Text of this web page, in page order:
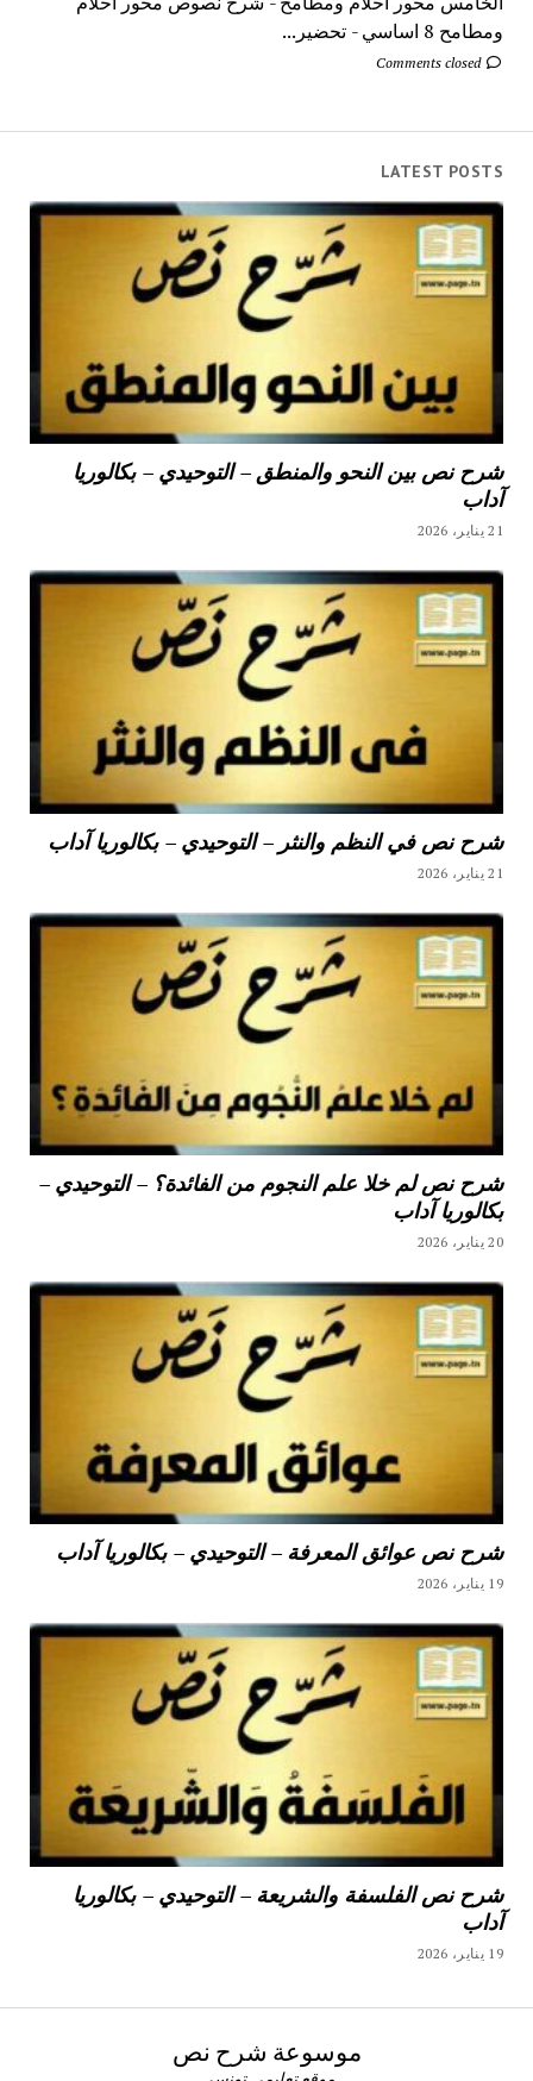
ومطامح 8 اساسي - تحضير...
Comments closed
LATEST POSTS
شرح نص بين النحو والمنطق – التوحيدي – بكالوريا
آداب
21 يناير، 2026
شرح نص في النظم والنثر – التوحيدي – بكالوريا آداب
21 يناير، 2026
شرح نص لم خلا علم النجوم من الفائدة؟ – التوحيدي –
بكالوريا آداب
20 يناير، 2026
شرح نص عوائق المعرفة – التوحيدي – بكالوريا آداب
19 يناير، 2026
شرح نص الفلسفة والشريعة – التوحيدي – بكالوريا
آداب
19 يناير، 2026
موسوعة شرح نص